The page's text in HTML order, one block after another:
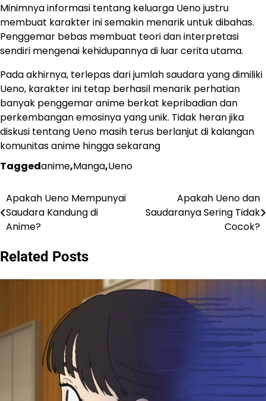
Minimnya informasi tentang keluarga Ueno justru
membuat karakter ini semakin menarik untuk dibahas.
Penggemar bebas membuat teori dan interpretasi
sendiri mengenai kehidupannya di luar cerita utama.
Pada akhirnya, terlepas dari jumlah saudara yang dimiliki
Ueno, karakter ini tetap berhasil menarik perhatian
banyak penggemar anime berkat kepribadian dan
perkembangan emosinya yang unik. Tidak heran jika
diskusi tentang Ueno masih terus berlanjut di kalangan
komunitas anime hingga sekarang
Taggedanime,Manga,Ueno
Navigasi
pos
Apakah Ueno Mempunyai
Saudara Kandung di
Anime?
Apakah Ueno dan
Saudaranya Sering Tidak
Cocok?
Related Posts